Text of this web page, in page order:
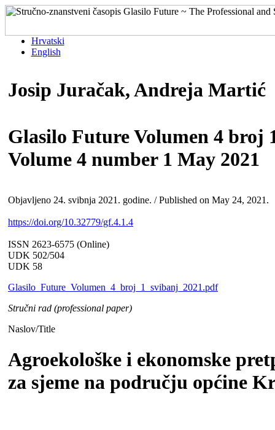
Hrvatski
English
Josip Juračak, Andreja Martić
Glasilo Future Volumen 4 broj
Volume 4 number 1 May 2021
Objavljeno 24. svibnja 2021. godine. / Published on May 24, 2021.
https://doi.org/10.32779/gf.4.1.4
ISSN 2623-6575 (Online)
UDK 502/504
UDK 58
Glasilo_Future_Volumen_4_broj_1_svibanj_2021.pdf
Stručni rad (professional paper)
Naslov/Title
Agroekološke i ekonomske
za sjeme na području općine